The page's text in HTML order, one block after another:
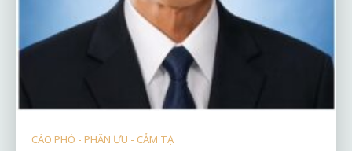
CÁO PHÓ - PHÂN ƯU - CẢM TẠ